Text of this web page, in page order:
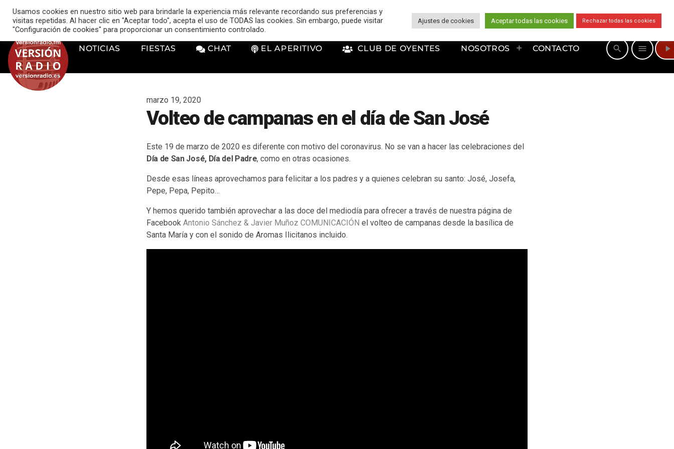
music_note VERSIÓN RADIO
NOTICIAS FIESTAS CHAT EL APERITIVO CLUB DE OYENTES NOSOTROS CONTACTO search menu play_arrow
marzo 19, 2020
Volteo de campanas en el día de San José
Este 19 de marzo de 2020 es diferente con motivo del coronavirus. No se van a hacer las celebraciones del
Día de San José, Día del Padre, como en otras ocasiones.
Desde esas líneas aprovechamos para felicitar a los padres y a quienes celebran su santo: José, Josefa,
Pepe, Pepa, Pepito…
Y hemos querido también aprovechar a las doce del mediodía para ofrecer a través de nuestra página de
Facebook Antonio Sánchez & Javier Muñoz COMUNICACIÓN el volteo de campanas desde la basílica de
Santa María y con el sonido de Aromas Ilicitanos incluido.
Usamos cookies en nuestro sitio web para brindarle la experiencia más relevante recordando sus preferencias y
visitas repetidas. Al hacer clic en "Aceptar todo", acepta el uso de TODAS las cookies. Sin embargo, puede visitar
"Configuración de cookies" para proporcionar un consentimiento controlado.
Ajustes de cookies Aceptar todas las cookies Rechazar todas las cookies